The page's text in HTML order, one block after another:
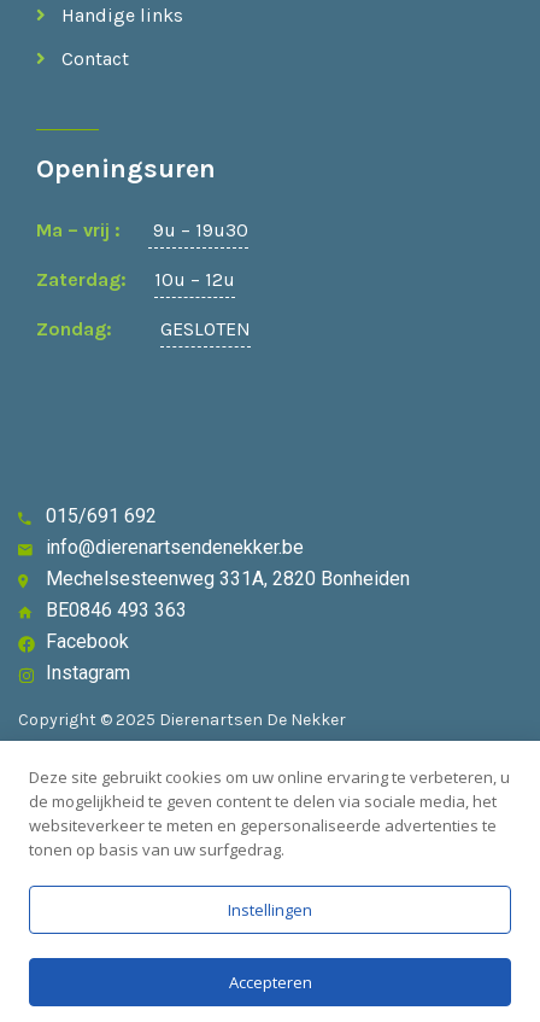
Handige links
Contact
Openingsuren
Ma – vrij : 9u – 19u30
Zaterdag: 10u – 12u
Zondag: GESLOTEN
Copyright © 2025 Dierenartsen De Nekker
Algemene voorwaarden
Privacybeleid
015/691 692
info@dierenartsendenekker.be
Mechelsesteenweg 331A, 2820 Bonheiden
BE0846 493 363
Facebook
Instagram
Deze site gebruikt cookies om uw online ervaring te verbeteren, u
de mogelijkheid te geven content te delen via sociale media, het
websiteverkeer te meten en gepersonaliseerde advertenties te
tonen op basis van uw surfgedrag.
Instellingen
Accepteren